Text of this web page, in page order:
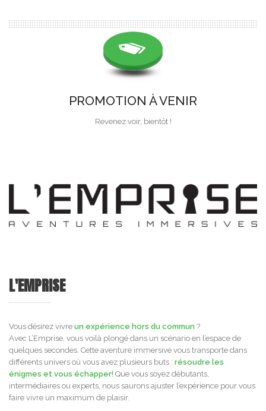
PROMOTION À VENIR
Revenez voir, bientôt !
L'EMPRISE
Vous désirez vivre un expérience hors du commun ?
Avec L’Emprise, vous voilà plongé dans un scénario en l’espace de
quelques secondes. Cette aventure immersive vous transporte dans
différents univers où vous avez plusieurs buts : résoudre les
énigmes et vous échapper! Que vous soyez débutants,
intermédiaires ou experts, nous saurons ajuster l’expérience pour vous
faire vivre un maximum de plaisir.